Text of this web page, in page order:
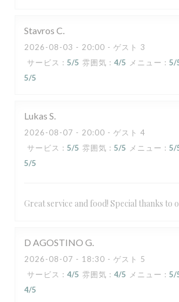
Stavros C
2026-08-03 - 20:00 - ゲスト 3
サービス : 5/5 雰囲気 : 4/5 メニュー : 5/
5/5
Lukas S
2026-08-07 - 20:00 - ゲスト 4
サービス : 5/5 雰囲気 : 5/5 メニュー : 5/
5/5
Great service and food! Special thanks to
D AGOSTINO G
2026-08-07 - 18:30 - ゲスト 5
サービス : 4/5 雰囲気 : 4/5 メニュー : 5/
4/5